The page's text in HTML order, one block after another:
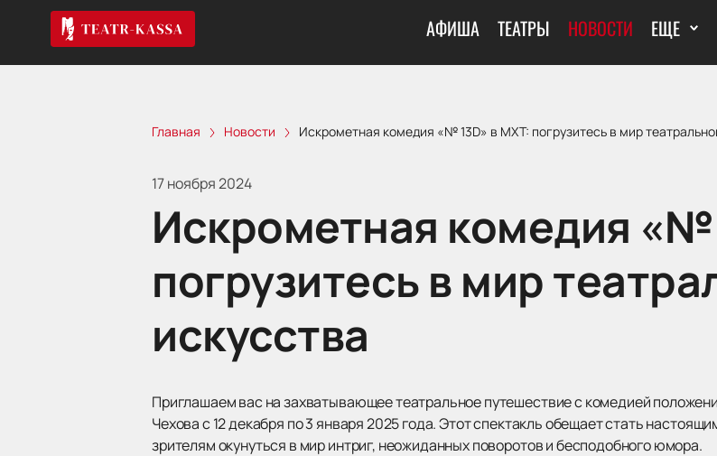
АФИША ТЕАТРЫ НОВОСТИ ЕЩЕ
Главная Новости Искрометная комедия «№ 13D» в МХТ: погрузитесь в мир
17 ноября 2024
Искрометная комедия «№
погрузитесь в мир
искусства
Приглашаем вас на захватывающее театральное путешествие с комедией
Чехова с 12 декабря по 3 января 2025 года. Этот спектакль обещает стать
зрителям окунуться в мир интриг, неожиданных поворотов и бесподобного юмора.